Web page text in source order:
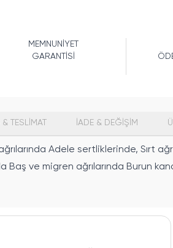
MEMNUNİYET
GARANTİSİ
TESLİMAT İADE & DEĞİŞİM
Adele sertliklerinde, Sırt
ve migren ağrılarında Burun